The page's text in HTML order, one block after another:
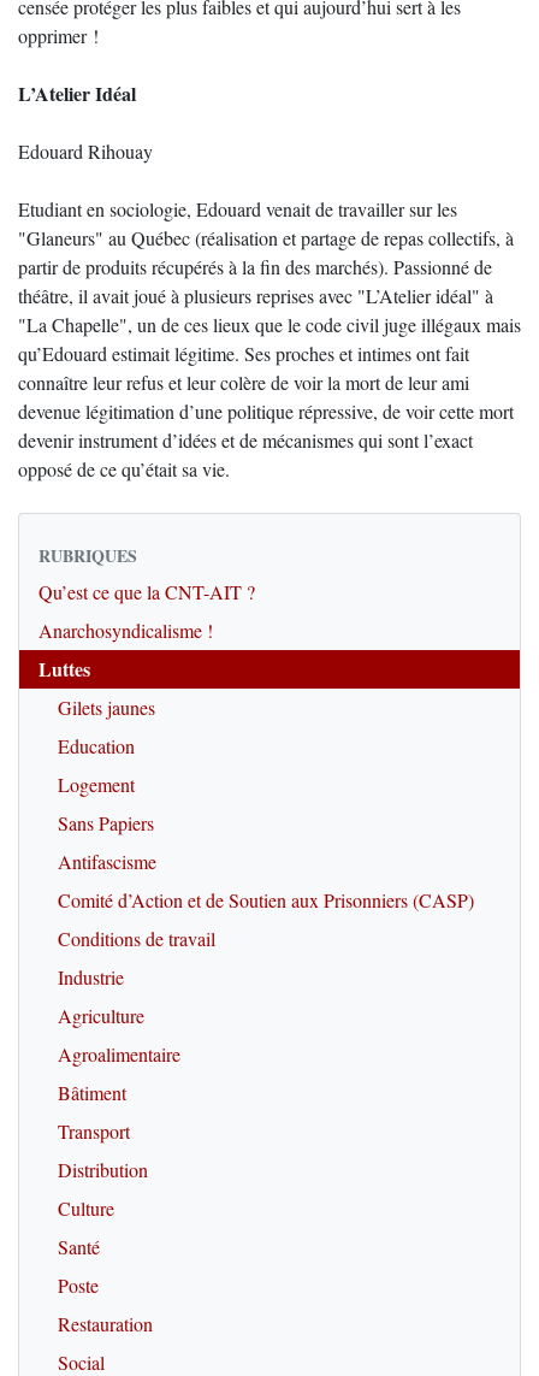
censée protéger les plus faibles et qui aujourd’hui sert à les
opprimer !
L’Atelier Idéal
Edouard Rihouay
Etudiant en sociologie, Edouard venait de travailler sur les
"Glaneurs" au Québec (réalisation et partage de repas collectifs, à
partir de produits récupérés à la fin des marchés). Passionné de
théâtre, il avait joué à plusieurs reprises avec "L’Atelier idéal" à
"La Chapelle", un de ces lieux que le code civil juge illégaux mais
qu’Edouard estimait légitime. Ses proches et intimes ont fait
connaître leur refus et leur colère de voir la mort de leur ami
devenue légitimation d’une politique répressive, de voir cette mort
devenir instrument d’idées et de mécanismes qui sont l’exact
opposé de ce qu’était sa vie.
RUBRIQUES
Qu’est ce que la CNT-AIT ?
Anarchosyndicalisme !
Luttes
Gilets jaunes
Education
Logement
Sans Papiers
Antifascisme
Comité d’Action et de Soutien aux Prisonniers (CASP)
Conditions de travail
Industrie
Agriculture
Agroalimentaire
Bâtiment
Transport
Distribution
Culture
Santé
Poste
Restauration
Social